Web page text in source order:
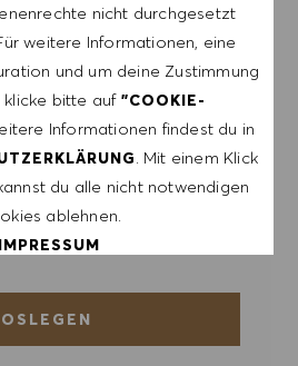
nicht durchgesetzt
weitere Informationen, eine
und um deine Zustimmung
klicke bitte auf "COOKIE-
Informationen findest du in
. Mit einem Klick
du alle nicht notwendigen
ablehnen.
IMPRESSUM
AKZEPTIEREN
DIE AUF DEINEN